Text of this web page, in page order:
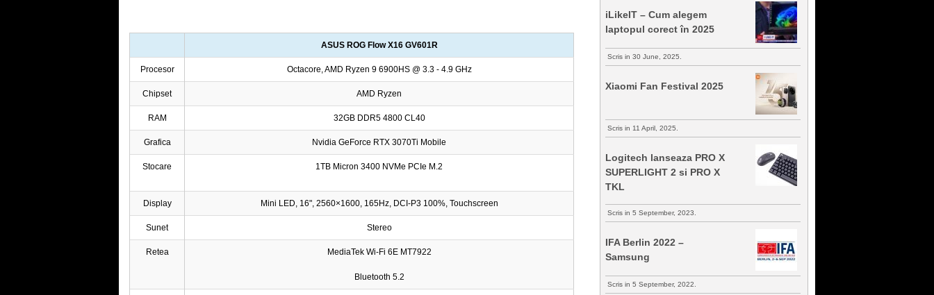
ASUS ROG Flow X16 GV601R
Procesor Octacore, AMD Ryzen 9 6900HS @ 3.3 - 4.9 GHz
Chipset AMD Ryzen
RAM 32GB DDR5 4800 CL40
Grafica Nvidia GeForce RTX 3070Ti Mobile
Stocare 1TB Micron 3400 NVMe PCIe M.2
Display Mini LED, 16", 2560×1600, 165Hz, DCI-P3 100%, Touchscreen
Sunet Stereo
Retea MediaTek Wi-Fi 6E MT7922
Bluetooth 5.2
iLikeIT – Cum alegem
laptopul corect în 2025
Scris in 30 June, 2025.
Xiaomi Fan Festival 2025
Scris in 11 April, 2025.
Logitech lanseaza PRO X
SUPERLIGHT 2 si PRO X
TKL
Scris in 5 September, 2023.
IFA Berlin 2022 –
Samsung
Scris in 5 September, 2022.